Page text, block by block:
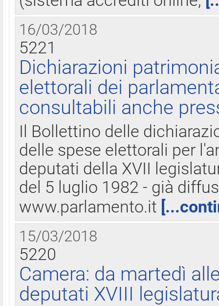
16/03/2018
5221
Dichiarazioni
elettorali dei
consultabili anche
Il Bollettino delle
delle spese elettorali per
deputati della XVII
del 5 luglio 1982 - già
www.parlamento.it
15/03/2018
5220
Camera: da martedì
deputati XVIII